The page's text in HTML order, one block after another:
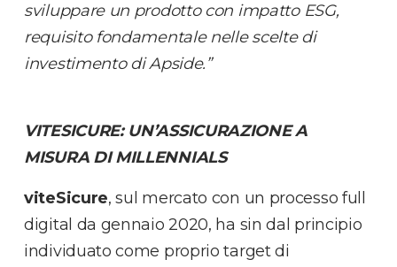
sviluppare un prodotto con impatto ESG,
requisito fondamentale nelle scelte di
investimento di Apside.”
VITESICURE: UN’ASSICURAZIONE A
MISURA DI MILLENNIALS
viteSicure, sul mercato con un processo full
digital da gennaio 2020, ha sin dal principio
individuato come proprio target di